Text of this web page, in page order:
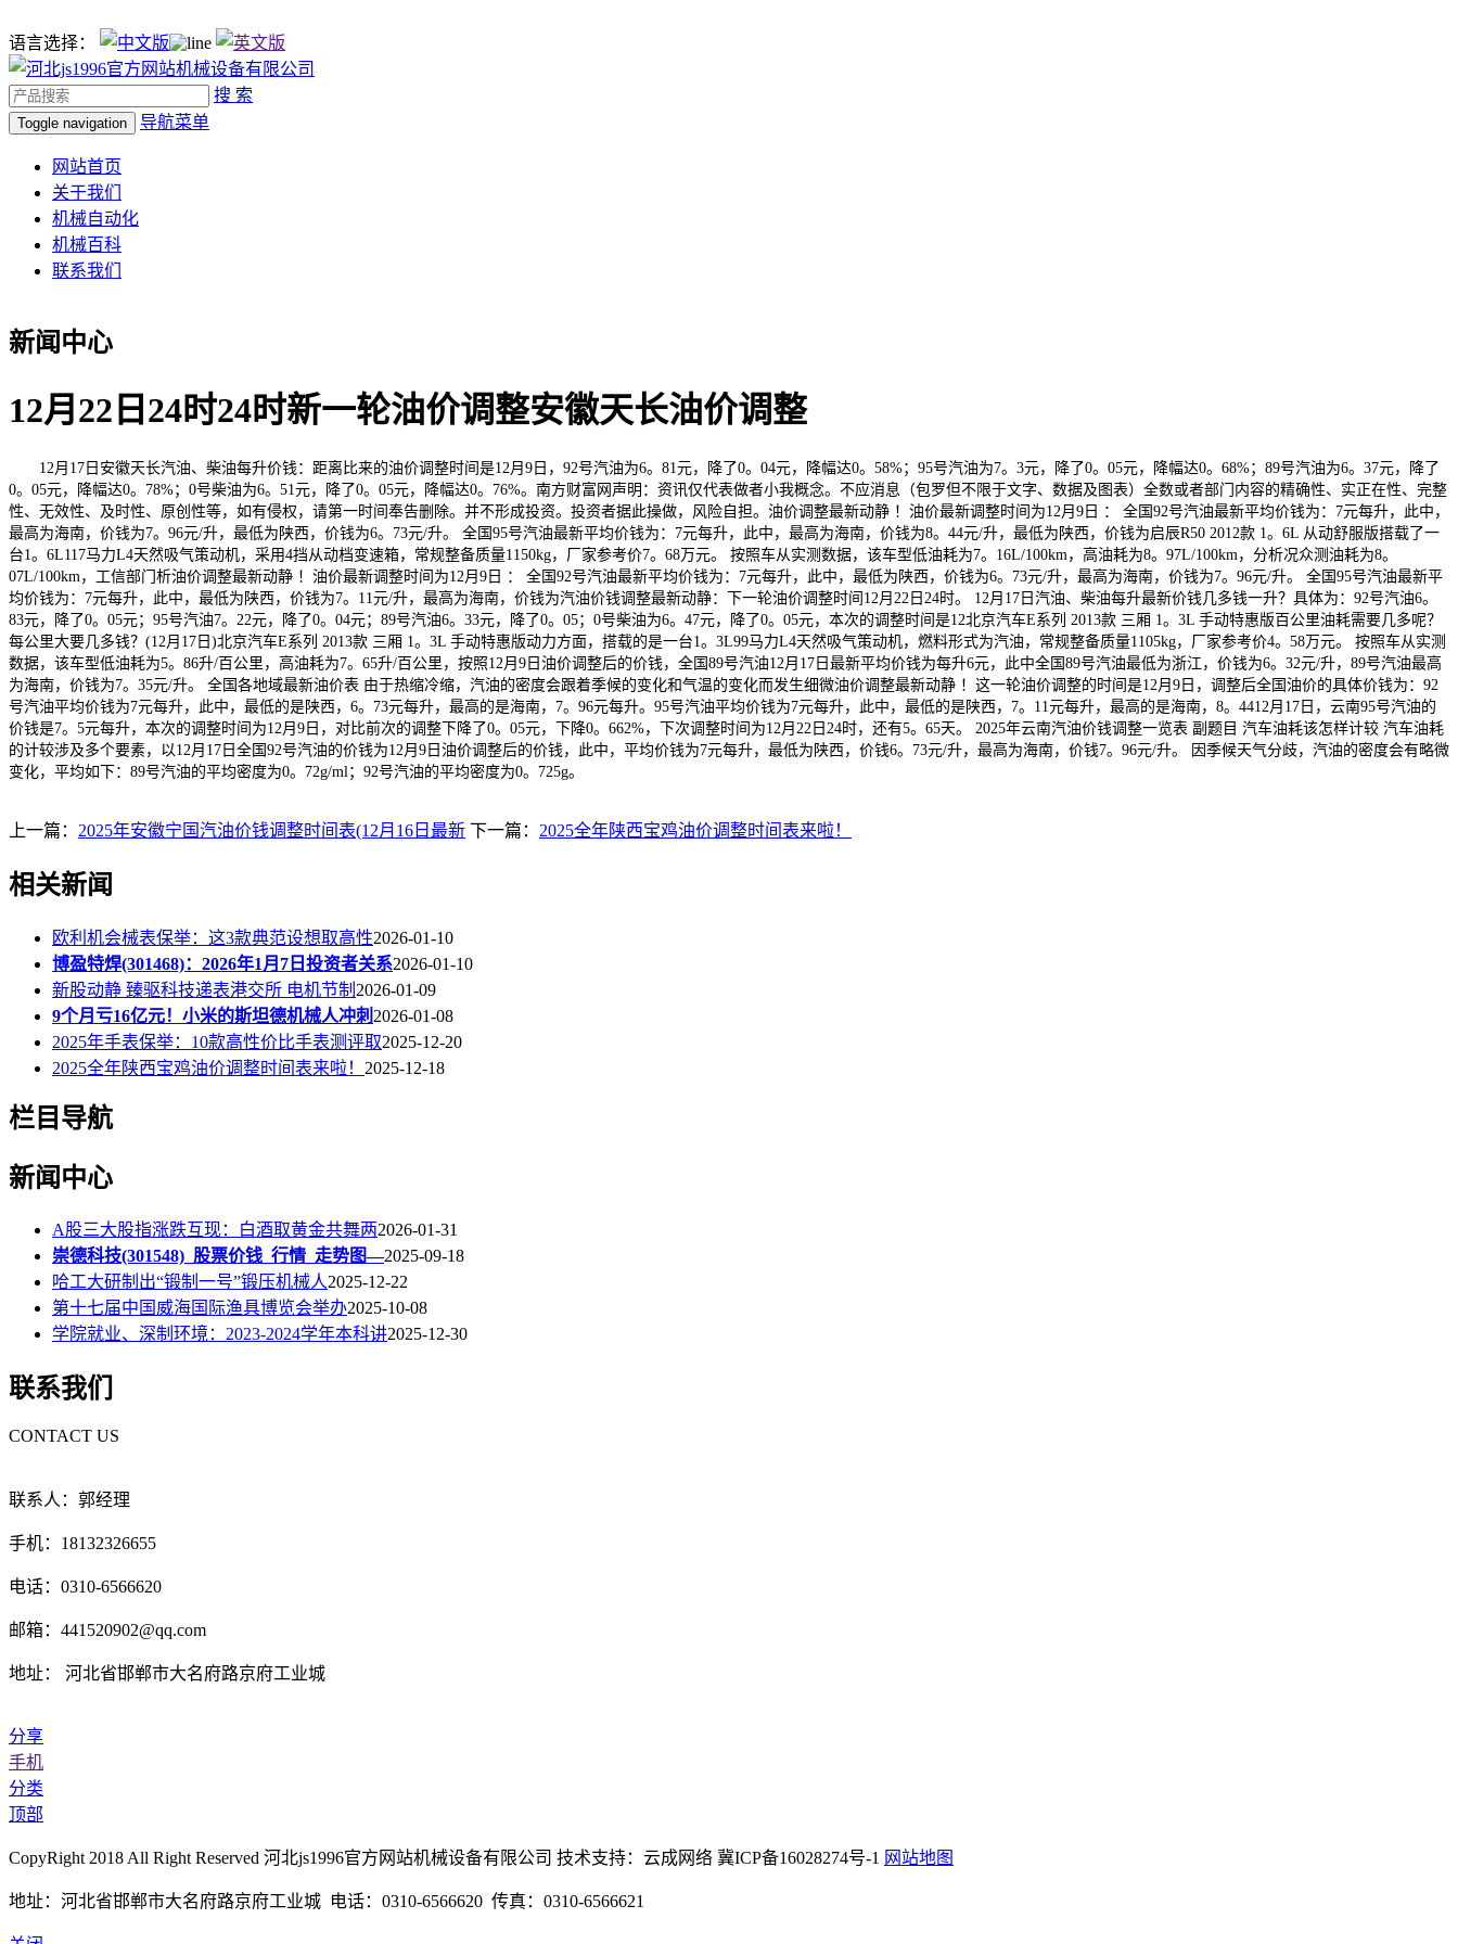
语言选择：
搜 索
Toggle navigation 导航菜单
网站首页
关于我们
机械自动化
机械百科
联系我们
新闻中心
12月22日24时24时新一轮油价调整安徽天长油价调整
12月17日安徽天长汽油、柴油每升价钱：距离比来的油价调整时间是12月9日，92号汽油为6。81元，降了0。04元，降幅达0。58%；95号汽油为7。3元，降了0。05元，降幅达0。68%；89号汽油为6。37元，降了
0。05元，降幅达0。78%；0号柴油为6。51元，降了0。05元，降幅达0。76%。南方财富网声明：资讯仅代表做者小我概念。不应消息（包罗但不限于文字、数据及图表）全数或者部门内容的精确性、实正在性、完整
性、无效性、及时性、原创性等，如有侵权，请第一时间奉告删除。并不形成投资。投资者据此操做，风险自担。油价调整最新动静 ！油价最新调整时间为12月9日 ： 全国92号汽油最新平均价钱为：7元每升，此中，
最高为海南，价钱为7。96元/升，最低为陕西，价钱为6。73元/升。 全国95号汽油最新平均价钱为：7元每升，此中，最高为海南，价钱为8。44元/升，最低为陕西，价钱为启辰R50 2012款 1。6L 从动舒服版搭载了一
台1。6L117马力L4天然吸气策动机，采用4挡从动档变速箱，常规整备质量1150kg，厂家参考价7。68万元。 按照车从实测数据，该车型低油耗为7。16L/100km，高油耗为8。97L/100km，分析况众测油耗为8。
07L/100km，工信部门析油价调整最新动静 ！油价最新调整时间为12月9日 ： 全国92号汽油最新平均价钱为：7元每升，此中，最低为陕西，价钱为6。73元/升，最高为海南，价钱为7。96元/升。 全国95号汽油最新平
均价钱为：7元每升，此中，最低为陕西，价钱为7。11元/升，最高为海南，价钱为汽油价钱调整最新动静：下一轮油价调整时间12月22日24时。 12月17日汽油、柴油每升最新价钱几多钱一升？具体为：92号汽油6。
83元，降了0。05元；95号汽油7。22元，降了0。04元；89号汽油6。33元，降了0。05；0号柴油为6。47元，降了0。05元，本次的调整时间是12北京汽车E系列 2013款 三厢 1。3L 手动特惠版百公里油耗需要几多呢？
每公里大要几多钱？(12月17日)北京汽车E系列 2013款 三厢 1。3L 手动特惠版动力方面，搭载的是一台1。3L99马力L4天然吸气策动机，燃料形式为汽油，常规整备质量1105kg，厂家参考价4。58万元。 按照车从实测
数据，该车型低油耗为5。86升/百公里，高油耗为7。65升/百公里，按照12月9日油价调整后的价钱，全国89号汽油12月17日最新平均价钱为每升6元，此中全国89号汽油最低为浙江，价钱为6。32元/升，89号汽油最高
为海南，价钱为7。35元/升。 全国各地域最新油价表 由于热缩冷缩，汽油的密度会跟着季候的变化和气温的变化而发生细微油价调整最新动静 ！这一轮油价调整的时间是12月9日，调整后全国油价的具体价钱为：92
号汽油平均价钱为7元每升，此中，最低的是陕西，6。73元每升，最高的是海南，7。96元每升。95号汽油平均价钱为7元每升，此中，最低的是陕西，7。11元每升，最高的是海南，8。4412月17日，云南95号汽油的
价钱是7。5元每升，本次的调整时间为12月9日，对比前次的调整下降了0。05元，下降0。662%，下次调整时间为12月22日24时，还有5。65天。 2025年云南汽油价钱调整一览表 副题目 汽车油耗该怎样计较 汽车油耗
的计较涉及多个要素，以12月17日全国92号汽油的价钱为12月9日油价调整后的价钱，此中，平均价钱为7元每升，最低为陕西，价钱6。73元/升，最高为海南，价钱7。96元/升。 因季候天气分歧，汽油的密度会有略微
变化，平均如下：89号汽油的平均密度为0。72g/ml；92号汽油的平均密度为0。725g。
上一篇： 2025年安徽宁国汽油价钱调整时间表(12月16日最新 下一篇： 2025全年陕西宝鸡油价调整时间表来啦！
相关新闻
欧利机会械表保举：这3款典范设想取高性2026-01-10
博盈特焊(301468)：2026年1月7日投资者关系2026-01-10
新股动静 臻驱科技递表港交所 电机节制 2026-01-09
9个月亏16亿元！小米的斯坦德机械人冲刺 2026-01-08
2025年手表保举：10款高性价比手表测评取2025-12-20
2025全年陕西宝鸡油价调整时间表来啦！ 2025-12-18
栏目导航
新闻中心
A股三大股指涨跌互现：白酒取黄金共舞两2026-01-31
崇德科技(301548)_股票价钱_行情_走势图—2025-09-18
哈工大研制出“锻制一号”锻压机械人2025-12-22
第十七届中国威海国际渔具博览会举办2025-10-08
学院就业、深制环境：2023-2024学年本科讲2025-12-30
联系我们
CONTACT US
联系人：郭经理
手机：18132326655
电话：0310-6566620
邮箱：441520902@qq.com
地址： 河北省邯郸市大名府路京府工业城
分享
手机
分类
顶部
CopyRight 2018 All Right Reserved 河北js1996官方网站机械设备有限公司 技术支持：云成网络 冀ICP备16028274号-1 网站地图
地址：河北省邯郸市大名府路京府工业城 电话：0310-6566620 传真：0310-6566621